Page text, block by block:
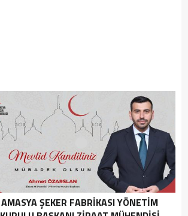
AMASYA ŞEKER FABRIKASI YÖNETIM